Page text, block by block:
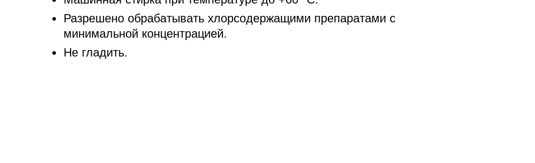
Разрешено обрабатывать хлорсодержащими препаратами с
минимальной концентрацией.
Не гладить.